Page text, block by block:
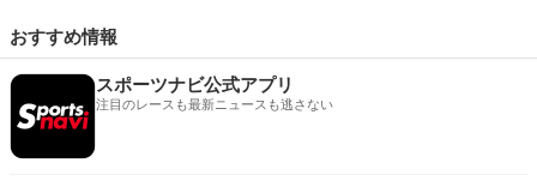
おすすめ情報
スポーツナビ公式アプリ
注目のレースも最新ニュースも逃さない